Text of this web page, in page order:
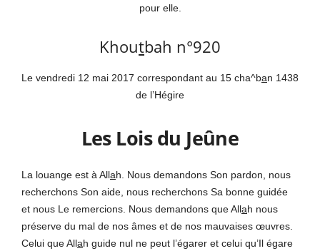
pour elle.
Khoutbah n°920
Le vendredi 12 mai 2017 correspondant au 15 cha^ban 1438
de l’Hégire
Les Lois du Jeûne
La louange est à Allah. Nous demandons Son pardon, nous
recherchons Son aide, nous recherchons Sa bonne guidée
et nous Le remercions. Nous demandons que Allah nous
préserve du mal de nos âmes et de nos mauvaises œuvres.
Celui que Allah guide nul ne peut l’égarer et celui qu’Il égare